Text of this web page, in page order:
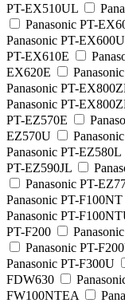
PT-EX510UL
Panasonic PT-
Panasonic PT-EX600U
PT-EX610E
EX620E
Panasonic PT-
Panasonic PT-
PT-EZ570E
EZ570U
Panasonic PT-EZ580L
PT-EZ590JL
Panasonic PT-
Panasonic PT-F100NT
Panasonic PT-
PT-F200
Panasonic PT-
Panasonic PT-F300U
FDW630
FW100NTEA